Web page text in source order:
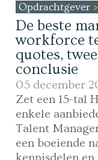
Opdrachtgever
De beste
workforce
quotes,
conclusie
05 december
Zet een 15-tal
enkele
Talent
een boeiende